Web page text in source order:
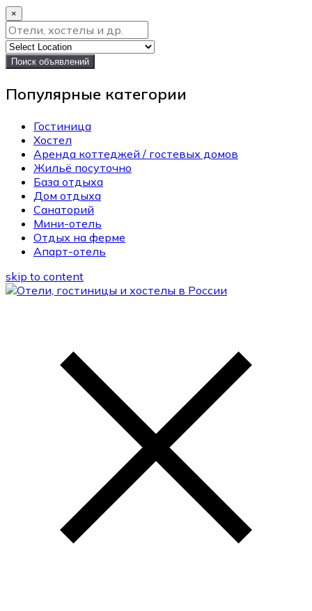
×
Поиск объявлений
Популярные категории
Гостиница
Хостел
Аренда коттеджей / гостевых домов
Жильё посуточно
База отдыха
Дом отдыха
Санаторий
Мини-отель
Отдых на ферме
Апарт-отель
skip to content